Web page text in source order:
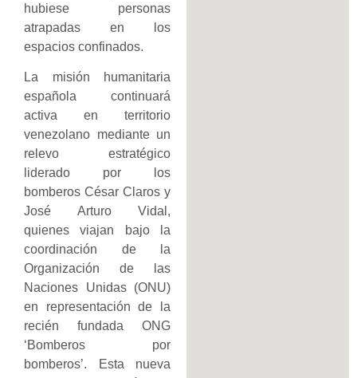
hubiese personas
atrapadas en los
espacios confinados.
La misión humanitaria
española continuará
activa en territorio
venezolano mediante un
relevo estratégico
liderado por los
bomberos César Claros y
José Arturo Vidal,
quienes viajan bajo la
coordinación de la
Organización de las
Naciones Unidas (ONU)
en representación de la
recién fundada ONG
‘Bomberos por
bomberos’. Esta nueva